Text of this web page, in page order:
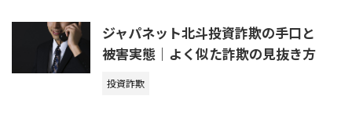
ジャパネット北斗投資詐欺の手口と
被害実態｜よく似た詐欺の見抜き方
投資詐欺